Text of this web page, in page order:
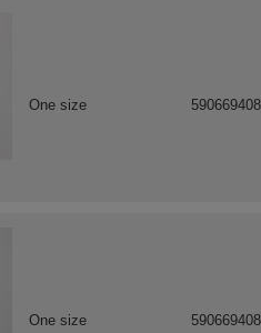
One size
One size